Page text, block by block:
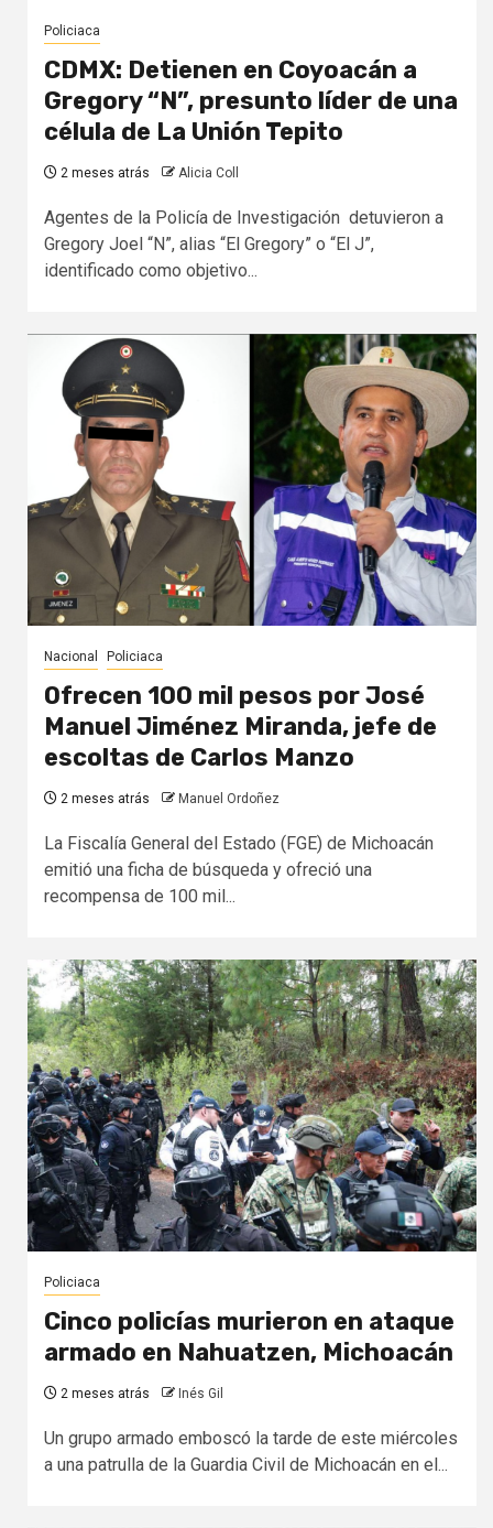
Policiaca
CDMX: Detienen en Coyoacán a
Gregory “N”, presunto líder de una
célula de La Unión Tepito
2 meses atrás Alicia Coll
Agentes de la Policía de Investigación detuvieron a
Gregory Joel “N”, alias “El Gregory” o “El J”,
identificado como objetivo...
Nacional Policiaca
Ofrecen 100 mil pesos por José
Manuel Jiménez Miranda, jefe de
escoltas de Carlos Manzo
2 meses atrás Manuel Ordoñez
La Fiscalía General del Estado (FGE) de Michoacán
emitió una ficha de búsqueda y ofreció una
recompensa de 100 mil...
Policiaca
Cinco policías murieron en ataque
armado en Nahuatzen, Michoacán
2 meses atrás Inés Gil
Un grupo armado emboscó la tarde de este miércoles
a una patrulla de la Guardia Civil de Michoacán en el...